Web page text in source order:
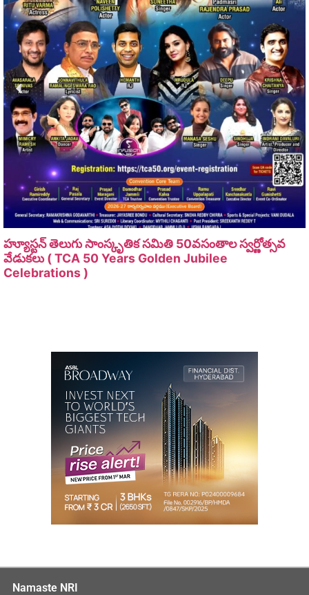
హ్యూస్టన్ తెలుగు సాంస్కృతిక సమితి 50వసంతాల స్వర్ణోత్సవ
వేడుకలు ( TCA 50 Years Golden Jubilee
Celebrations )
Namaste NRI